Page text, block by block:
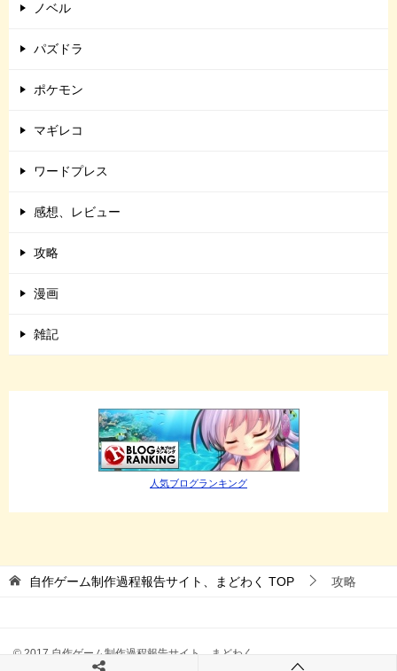
ノベル
パズドラ
ポケモン
マギレコ
ワードプレス
感想、レビュー
攻略
漫画
雑記
人気ブログランキング
自作ゲーム制作過程報告サイト、まどわく TOP 攻略
© 2017 自作ゲーム制作過程報告サイト、まどわく